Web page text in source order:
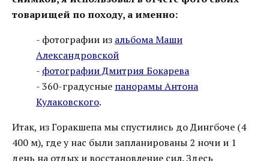
товарищей по походу, а именно:
- фотографии из альбома Маши
Александровской
- фотографии Дмитрия Бокарева
- 360-градусные панорамы Антона
Кулаковского.
Итак, из Горакшепа мы спустились до Дингбоче (4
400 м), где у нас были запланированы 2 ночи и 1
день на отдых и восстановление сил. Здесь